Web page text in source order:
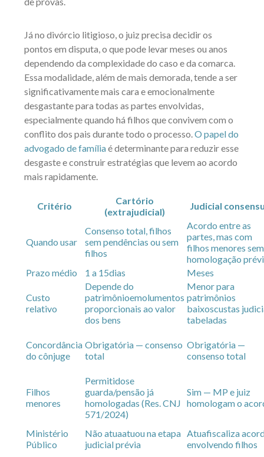
Já no divórcio litigioso, o juiz precisa decidir os
pontos em disputa, o que pode levar meses ou anos
dependendo da complexidade do caso e da comarca.
Essa modalidade, além de mais demorada, tende a ser
significativamente mais cara e emocionalmente
desgastante para todas as partes envolvidas,
especialmente quando há filhos que convivem com o
conflito dos pais durante todo o processo. O papel do
advogado de famíliaé determinante para reduzir esse
desgaste e construir estratégias que levem ao acordo
mais rapidamente.
Critério
Cartório
(extrajudicial)
Judicial
Quando usar
Consenso total, filhos
sem pendências ou sem
filhos
Acordo entre as
partes, mas com
filhos menores sem
homologação
Prazo médio
1 a 15dias Meses
Custo
relativo
Depende do
patrimônioemolumentos
proporcionais ao valor
dos bens
Menor para
patrimônios
baixoscustas
tabeladas
Concordância
do cônjuge
Obrigatória — consenso
total
Obrigatória —
consenso total
Filhos
menores
Permitidose
guarda/pensão já
homologadas (Res. CNJ
571/2024)
Sim — MP e juiz
homologam o
Ministério
Público
Não atuaatuou na etapa
judicial prévia
Atuafiscaliza
envolvendo filhos